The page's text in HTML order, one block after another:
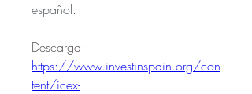
español.
https://www.investinspain.org/con
tent/icex-